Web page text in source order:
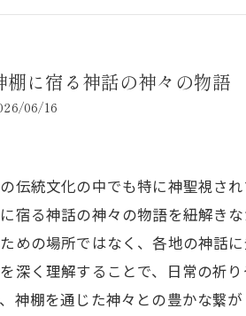
棚に宿る神話の神々の物語
06/16
伝統文化の中でも特に神聖視さ
宿る神話の神々の物語を紐解き
めの場所ではなく、各地の神話
深く理解することで、日常の祈
神棚を通じた神々との豊かな繋